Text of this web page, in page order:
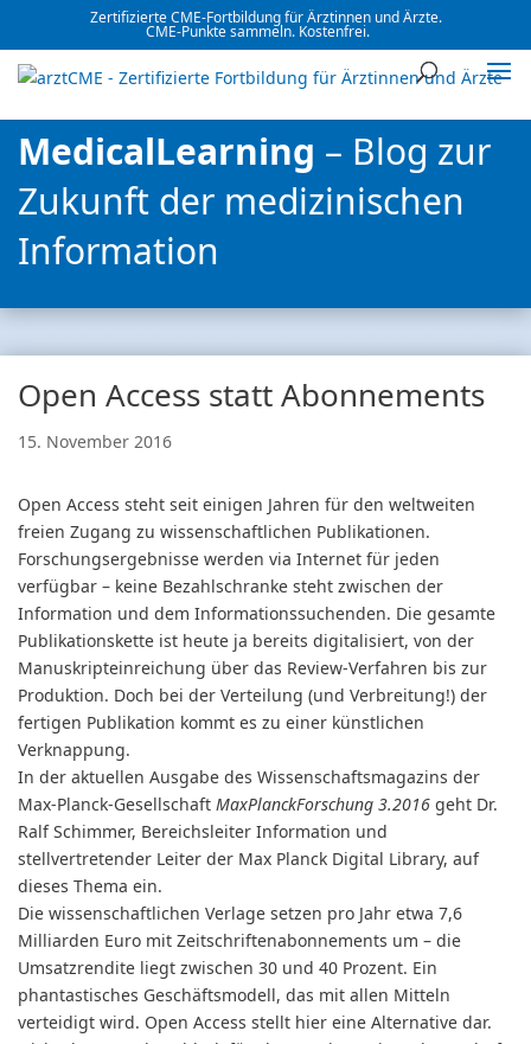
Zertifizierte CME-Fortbildung für Ärztinnen und Ärzte.
CME-Punkte sammeln. Kostenfrei.
MedicalLearning – Blog zur
Zukunft der medizinischen
Information
Open Access statt Abonnements
15. November 2016
Open Access steht seit einigen Jahren für den weltweiten
freien Zugang zu wissenschaftlichen Publikationen.
Forschungsergebnisse werden via Internet für jeden
verfügbar – keine Bezahlschranke steht zwischen der
Information und dem Informationssuchenden. Die gesamte
Publikationskette ist heute ja bereits digitalisiert, von der
Manuskripteinreichung über das Review-Verfahren bis zur
Produktion. Doch bei der Verteilung (und Verbreitung!) der
fertigen Publikation kommt es zu einer künstlichen
Verknappung.
In der aktuellen Ausgabe des Wissenschaftsmagazins der
Max-Planck-Gesellschaft MaxPlanckForschung 3.2016 geht Dr.
Ralf Schimmer, Bereichsleiter Information und
stellvertretender Leiter der Max Planck Digital Library, auf
dieses Thema ein.
Die wissenschaftlichen Verlage setzen pro Jahr etwa 7,6
Milliarden Euro mit Zeitschriftenabonnements um – die
Umsatzrendite liegt zwischen 30 und 40 Prozent. Ein
phantastisches Geschäftsmodell, das mit allen Mitteln
verteidigt wird. Open Access stellt hier eine Alternative dar.